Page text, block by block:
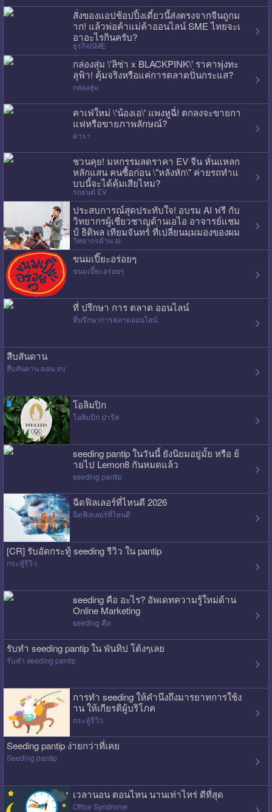
สั่งของแอปช้อปปิ้งเดี๋ยวนี้ส่งตรงจากจีนถูกม
าก! แล้วพ่อค้าแม่ค้าออนไลน์ SME ไทยจะเ
อาอะไรกินครับ?
ธุรกิจSME
กล่องสุ่ม \'ลิซ่า x BLACKPINK\' ราคาพุ่งทะ
ลุฟ้า! คุ้มจริงหรือแค่การตลาดปั่นกระแส?
กล่องสุ่ม
คาเฟ่ใหม่ \'น้องเอ\' แพงหูฉี่! ตกลงจะขายกา
แฟหรือขายภาพลักษณ์?
ดารา
ชวนคุย! มหกรรมลดราคา EV จีน หั่นแหลก
หลักแสน คนซื้อก่อน \"หลังหัก\" ค่ายรถทำแ
บบนี้จะได้คุ้มเสียไหม?
รถยนต์ EV
ประสบการณ์สุดประทับใจ! อบรม AI ฟรี กับ
วิทยากรผู้เชี่ยวชาญด้านเอไอ อาจารย์แชม
ป์ ธิติพล เทียมจันทร์ ที่เปลี่ยนมุมมองของผม
ไปเลย
วิทยากรด้าน ai
ขนมเปี๊ยะอร่อยๆ
ขนมเปี๊ยะอร่อยๆ
ที่ ปรึกษา การ ตลาด ออนไลน์
ที่ปรึกษาการตลาดออนไลน์
สืบสันดาน
สืบสันดาน ตอน จบ
โอลิมปิก
โอลิมปิก ปารีส
seeding pantip ในวันนี้ ยังนิยมอยู่มั้ย หรือ ย้
ายไป Lemon8 กันหมดแล้ว
seeding pantip
ฉีดฟิลเลอร์ที่ไหนดี 2026
ฉีดฟิลเลอร์ที่ไหนดี
[CR] รับอัดกระทู้ seeding รีวิว ใน pantip
กระทู้รีวิว
seeding คือ อะไร? อัพเดทความรู้ใหม่ด้าน
Online Marketing
seeding คือ
รับทำ seeding pantip ใน พันทิป โต้งๆเลย
รับทำ seeding pantip
การทำ seeding ให้คำนึงถึงมารยาทการใช้ง
าน ให้เกียรติผู้บริโภค
กระทู้รีวิว
Seeding pantip ง่ายกว่าที่เคย
Seeding pantip
เวลานอน ตอนไหน นานเท่าไหร่ ดีที่สุด
Office Syndrome